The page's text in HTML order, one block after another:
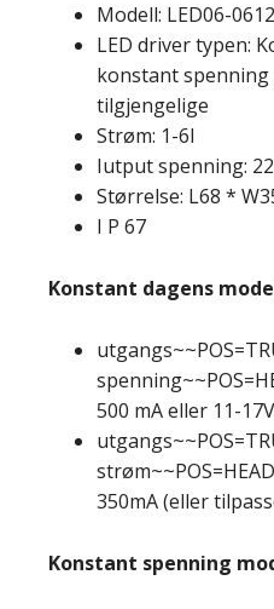
Modell: LED06-0612
LED driver typen:
konstant
tilgjengelige
Strøm: 1-6I
Iutput spenning:
Størrelse: L68 *
I P 67
Konstant dagens
500 mA eller 11-
350mA (eller
Konstant spenning